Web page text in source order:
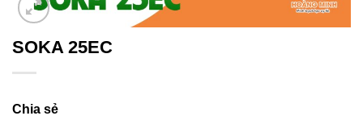
SOKA 25EC
Chia sẻ